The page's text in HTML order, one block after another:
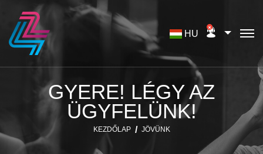
HU
GYERE! LÉGY AZ
ÜGYFELÜNK!
KEZDŐLAP JÖVÜNK